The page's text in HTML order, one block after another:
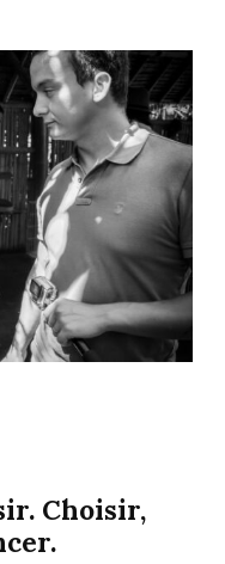
Choisir,